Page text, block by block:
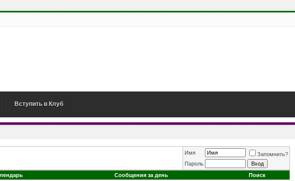
Вступить в Клуб
Имя
Запомнить?
Пароль
Сообщения за день Поиск